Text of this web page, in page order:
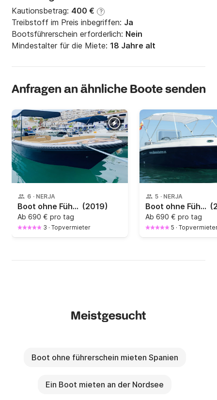
Kautionsbetrag: 400 € ?
Treibstoff im Preis inbegriffen: Ja
Bootsführerschein erforderlich: Nein
Mindestalter für die Miete: 18 Jahre alt
Anfragen an ähnliche Boote senden
6 · NERJA
Boot ohne Führerschein MARETI OPEN500 15PS (2019)
Ab 690 € pro tag
3 · Topvermieter
5 · NERJA
Boot ohne Führerschein Nireus 490 Comfort 15PS
Ab 690 € pro tag
5 ·
Meistgesucht
Boot ohne führerschein mieten Spanien
Ein Boot mieten an der Nordsee